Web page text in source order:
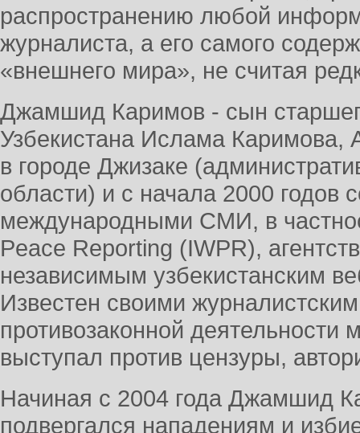
распространению любой
журналиста, а его самого
«внешнего мира», не считая
Джамшид Каримов - сын
Узбекистана Ислама
в городе Джизаке
области) и с начала 2000 годов
международными СМИ, в
Peace Reporting (IWPR),
независимым узбекистанским
Известен своими
противозаконной деятельности
выступал против цензуры,
Начиная с 2004 года Джамшид
подвергался нападениям и